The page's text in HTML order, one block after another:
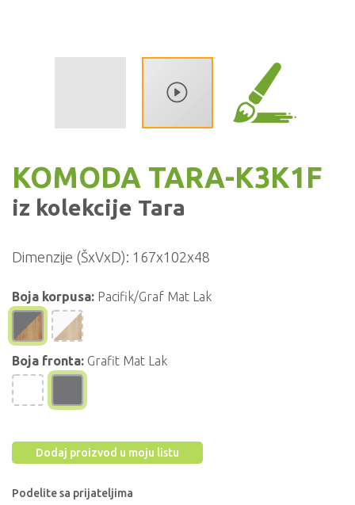
KOMODA TARA-K3K1F
iz kolekcije Tara
Dimenzije (ŠxVxD): 167x102x48
Boja korpusa: Pacifik/Graf Mat Lak
Boja fronta: Grafit Mat Lak
Dodaj proizvod u moju listu
Podelite sa prijateljima